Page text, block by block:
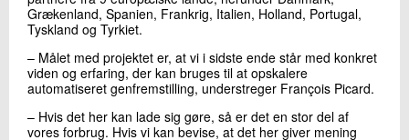
Grækenland, Spanien, Frankrig, Italien, Holland, Portugal,
Tyskland og Tyrkiet.
– Målet med projektet er, at vi i sidste ende står med konkret
viden og erfaring, der kan bruges til at opskalere
automatiseret genfremstilling, understreger François Picard.
– Hvis det her kan lade sig gøre, så er det en stor del af
vores forbrug. Hvis vi kan bevise, at det her giver mening